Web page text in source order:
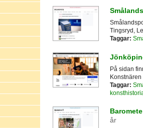
Tingsryd,
Taggar:
På sidan
Taggar:
år